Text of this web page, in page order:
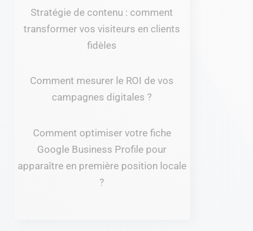
Stratégie de contenu : comment
transformer vos visiteurs en clients
fidèles
Comment mesurer le ROI de vos
campagnes digitales ?
Comment optimiser votre fiche
Google Business Profile pour
apparaître en première position locale
?